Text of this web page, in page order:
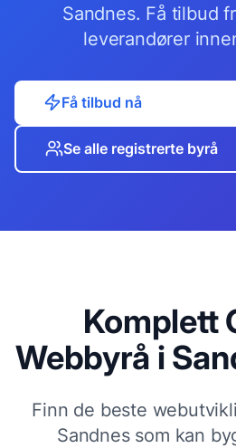
Sandnes. Få tilbud
leverandører
Få tilbud nå
Se alle registrerte byrå
Komplett
Webbyrå i
Finn de beste
Sandnessom kan